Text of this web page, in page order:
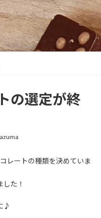
の選定が終
azuma
レートの種類を決めていま
た！
♪